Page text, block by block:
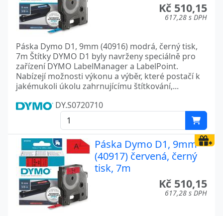
Kč 510,15
617,28 s DPH
Páska Dymo D1, 9mm (40916) modrá, černý tisk,
7m Štítky DYMO D1 byly navrženy speciálně pro
zařízení DYMO LabelManager a LabelPoint.
Nabízejí možnosti výkonu a výběr, které postačí k
jakémukoli úkolu zahrnujícímu štítkování,...
DY.S0720710
Páska Dymo D1, 9mm
(40917) červená, černý
tisk, 7m
Kč 510,15
617,28 s DPH